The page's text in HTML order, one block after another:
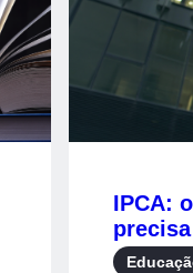
IPCA:
índice?